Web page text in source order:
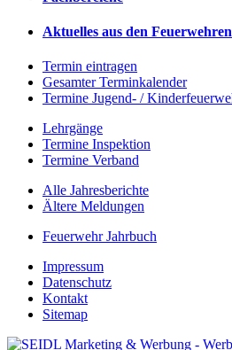
Aktuelles aus den Feuerwehren
Termin eintragen
Gesamter Terminkalender
Termine Jugend- /
Lehrgänge
Termine Inspektion
Termine Verband
Alle Jahresberichte
Ältere Meldungen
Feuerwehr Jahrbuch
Impressum
Datenschutz
Kontakt
Sitemap